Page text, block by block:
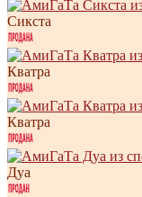
Сикста
Кватра
Кватра
Дуа